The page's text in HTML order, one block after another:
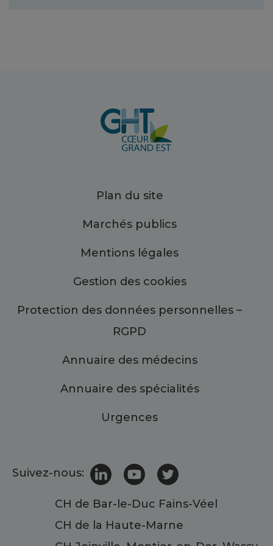
Plan du site
Marchés publics
Mentions légales
Gestion des cookies
Protection des données personnelles –
RGPD
Annuaire des médecins
Annuaire des spécialités
Urgences
Suivez-nous:
CH de Bar-le-Duc Fains-Véel
CH de la Haute-Marne